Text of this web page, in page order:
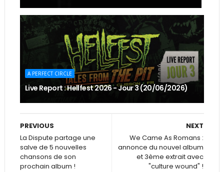
A PERFECT CIRCLE
Live Report : Hellfest 2026 - Jour 3 (20/06/2026)
NEXT
We Came As Romans :
annonce du nouvel album
et 3ème extrait avec
"culture wound" !
PREVIOUS
La Dispute partage une
salve de 5 nouvelles
chansons de son
prochain album !